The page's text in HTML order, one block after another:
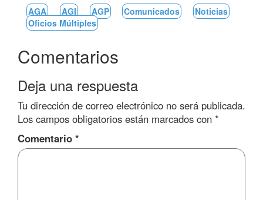
AGA AGI AGP Comunicados
Noticias
Oficios Múltiples
Comentarios
Deja una respuesta
Tu dirección de correo electrónico no será publicada.
Los campos obligatorios están marcados con *
Comentario *